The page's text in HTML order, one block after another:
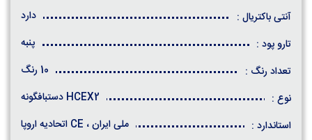
آنتی باکتریال :
دارد
تارو پود :
پنبه
تعداد رنگ :
10 رنگ
نوع :
HCEX2 دستبافگونه
استاندارد :
ملی ایران ، CE اتحادیه اروپا